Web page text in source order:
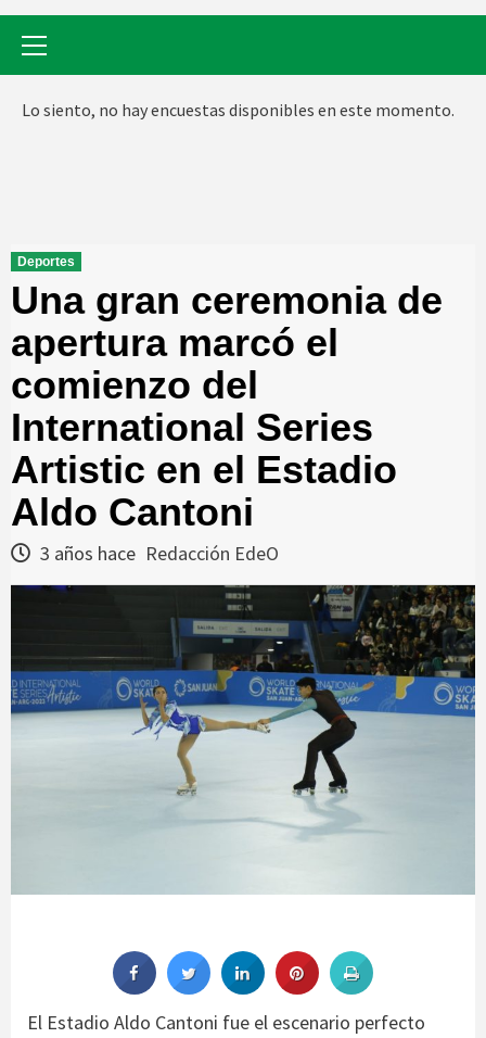
Lo siento, no hay encuestas disponibles en este momento.
Deportes
Una gran ceremonia de
apertura marcó el
comienzo del
International Series
Artistic en el Estadio
Aldo Cantoni
3 años hace Redacción EdeO
El Estadio Aldo Cantoni fue el escenario perfecto